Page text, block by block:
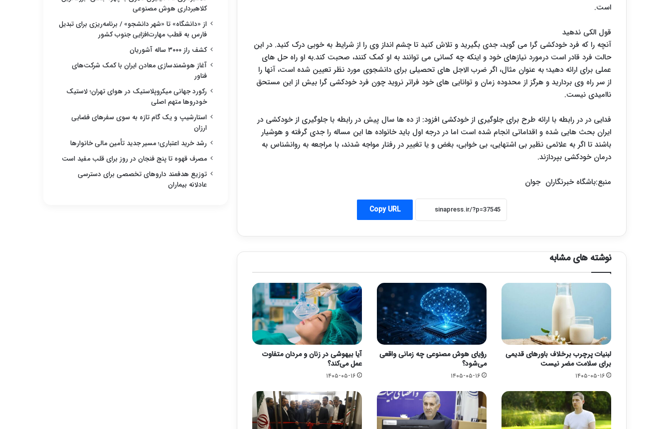
است.
قول الکی ندهید
آنچه را که فرد خودکشی گرا می گوید، جدی بگیرید و تلاش کنید تا چشم انداز وی را از شرایط به خوبی درک کنید. در این
حالت فرد قادر است درمورد نیازهای خود و اینکه چه کسانی می توانند به او کمک کنند، صحبت کند.به او راه حل های
عملی برای ارائه دهید؛ به عنوان مثال، اگر ضرب الاجل های تحصیلی برای دانشجوی مورد نظر تعیین شده است، آنها را
از سر راه وی بردارید و هرگز از محدوده زمان و توانایی های خود فراتر نروید چون فرد خودکشی گرا بیش از این مستحق
ناامیدی نیست.
فدایی در در رابطه با ارائه طرح برای جلوگیری از خودکشی افزود: از ده ها سال پیش در رابطه با جلوگیری از خودکشی در
ایران بحث هایی شده و اقداماتی انجام شده است اما در درجه اول باید خانواده ها این مساله را جدی گرفته و هوشیار
باشند تا اگر به علائمی نظیر بی اشتهایی، بی خوابی، بغض و یا تغییر در رفتار مواجه شدند، با مراجعه به روانشناس به
درمان خودکشی بپردازند.
منبع:باشگاه خبرنگاران جوان
Copy URL
نوشته های مشابه
لبنیات پرچرب برخلاف باورهای قدیمی
برای سلامت مضر نیست
۱۴۰۵-۰۵-۱۶
رؤیای هوش مصنوعی چه زمانی واقعی
می‌شود؟
۱۴۰۵-۰۵-۱۶
آیا بیهوشی در زنان و مردان متفاوت
عمل می‌کند؟
۱۴۰۵-۰۵-۱۶
کلاهبرداری هوش مصنوعی
از «دانشگاه» تا «شهر دانشجو» / برنامه‌ریزی برای تبدیل
فارس به قطب مهارت‌افزایی جنوب کشور
کشف راز ۳۰۰۰ ساله آشوریان
آغاز هوشمندسازی معادن ایران با کمک شرکت‌های
فناور
رکورد جهانی میکروپلاستیک در هوای تهران؛ لاستیک
خودروها متهم اصلی
استارشیپ و یک گام تازه به سوی سفرهای فضایی
ارزان
رشد خرید اعتباری؛ مسیر جدید تأمین مالی خانوارها
مصرف قهوه تا پنج فنجان در روز برای قلب مفید است
توزیع هدفمند داروهای تخصصی برای دسترسی
عادلانه بیماران